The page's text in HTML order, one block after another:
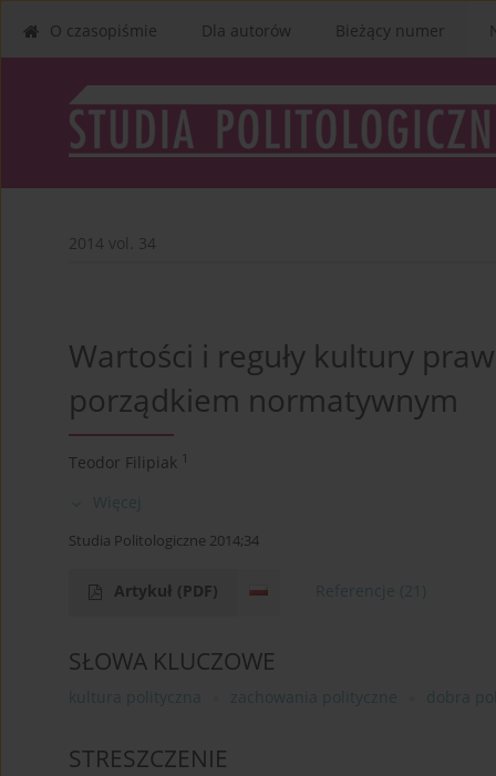
O czasopiśmie Dla autorów Bieżący numer
2014 vol. 34
Wartości i reguły kultury
porządkiem normatywnym
Teodor Filipiak 1
Więcej
Studia Politologiczne 2014;34
Artykuł (PDF) Referencje (21)
SŁOWA KLUCZOWE
kultura polityczna zachowania polityczne dobra
STRESZCZENIE